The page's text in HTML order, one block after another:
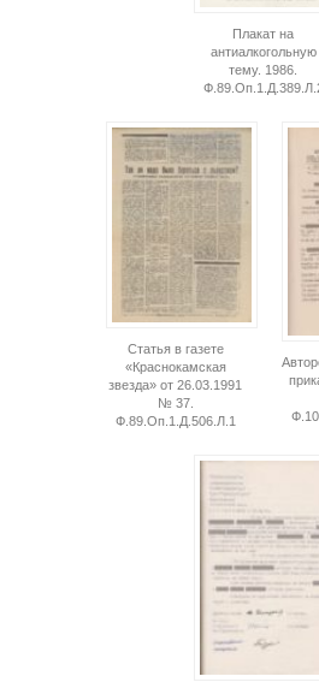
Плакат на
антиалкогольную
тему. 1986.
Статья в газете
«Краснокамская
звезда» от 26.03.1991
№ 37.
Ф.89.Оп.1.Д.506.Л.1